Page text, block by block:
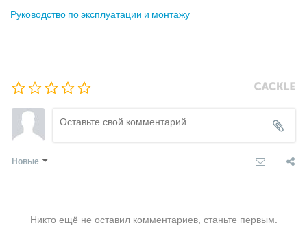
Руководство по эксплуатации и монтажу
Новые
Никто ещё не оставил комментариев, станьте первым.